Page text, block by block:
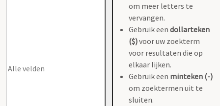
om meer letters te
vervangen.
Gebruik een dollarteken
($)voor uw zoekterm
voor resultaten die op
elkaar lijken.
Gebruik een minteken (-)
om zoektermen uit te
sluiten.